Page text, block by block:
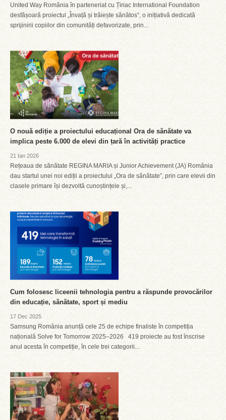
United Way România în parteneriat cu Țiriac International Foundation
desfășoară proiectul „Învață și trăiește sănătos”, o inițiativă dedicată
sprijinirii copiilor din comunități defavorizate, prin...
O nouă ediție a proiectului educațional Ora de sănătate va
implica peste 6.000 de elevi din țară în activități practice
21 Ian 2026
Rețeaua de sănătate REGINA MARIA și Junior Achievement (JA) România
dau startul unei noi ediții a proiectului „Ora de sănătate”, prin care elevii din
clasele primare își dezvoltă cunoștințele și,...
Cum folosesc liceenii tehnologia pentru a răspunde provocărilor
din educație, sănătate, sport și mediu
17 Dec 2025
Samsung România anunță cele 25 de echipe finaliste în competiția
națională Solve for Tomorrow 2025–2026 419 proiecte au fost înscrise
anul acesta în competiție, în cele trei categorii...